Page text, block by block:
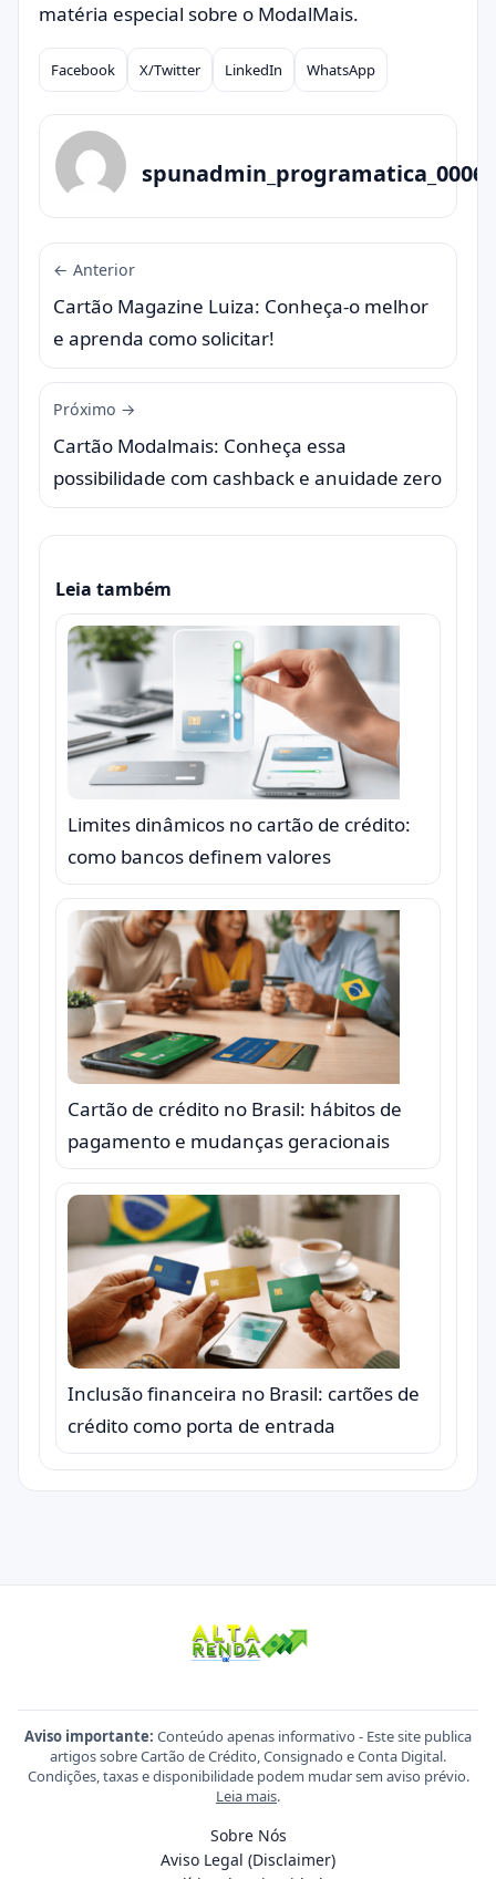
matéria especial sobre o ModalMais.
Compartilhar
Facebook X/Twitter LinkedIn WhatsApp
spunadmin_programatica_0006
← Anterior
Cartão Magazine Luiza: Conheça-o melhor
e aprenda como solicitar!
Próximo →
Cartão Modalmais: Conheça essa
possibilidade com cashback e anuidade zero
Leia também
Limites dinâmicos no cartão de crédito:
como bancos definem valores
Cartão de crédito no Brasil: hábitos de
pagamento e mudanças geracionais
Inclusão financeira no Brasil: cartões de
crédito como porta de entrada
Aviso importante: Conteúdo apenas informativo - Este site publica
artigos sobre Cartão de Crédito, Consignado e Conta Digital.
Condições, taxas e disponibilidade podem mudar sem aviso prévio.
Leia mais.
Sobre Nós
Aviso Legal (Disclaimer)